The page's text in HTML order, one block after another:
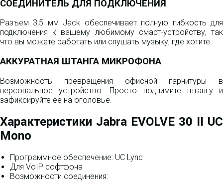
СОЕДИНИТЕЛЬ ДЛЯ ПОДКЛЮЧЕНИЯ
Разъем 3,5 мм Jack обеспечивает полную гибкость для
подключения к вашему любимому смарт-устройству, так
что вы можете работать или слушать музыку, где хотите.
АККУРАТНАЯ ШТАНГА МИКРОФОНА
Возможность превращения офисной гарнитуры в
персональное устройство. Просто поднимите штангу и
зафиксируйте ее на оголовье.
Характеристики Jabra EVOLVE 30 II UC
Mono
Программное обеспечение: UC Lync
Для VoIP софтфона
Возможности соединения: